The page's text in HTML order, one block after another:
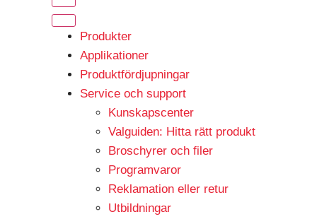
Produkter
Applikationer
Produktfördjupningar
Service och support
Kunskapscenter
Valguiden: Hitta rätt produkt
Broschyrer och filer
Programvaror
Reklamation eller retur
Utbildningar